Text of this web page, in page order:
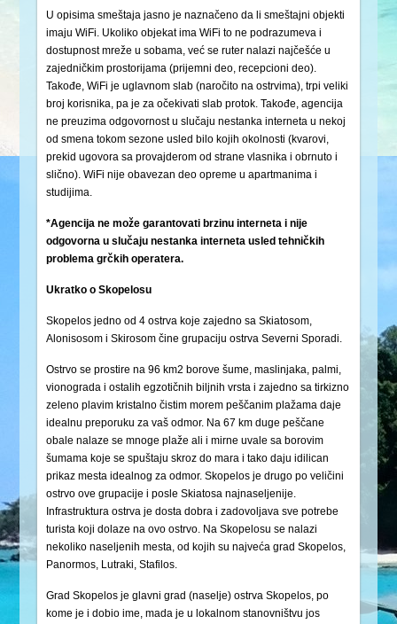
U opisima smeštaja jasno je naznačeno da li smeštajni objekti
imaju WiFi. Ukoliko objekat ima WiFi to ne podrazumeva i
dostupnost mreže u sobama, već se ruter nalazi najčešće u
zajedničkim prostorijama (prijemni deo, recepcioni deo).
Takođe, WiFi je uglavnom slab (naročito na ostrvima), trpi veliki
broj korisnika, pa je za očekivati slab protok. Takođe, agencija
ne preuzima odgovornost u slučaju nestanka interneta u nekoj
od smena tokom sezone usled bilo kojih okolnosti (kvarovi,
prekid ugovora sa provajderom od strane vlasnika i obrnuto i
slično). WiFi nije obavezan deo opreme u apartmanima i
studijima.
*Agencija ne može garantovati brzinu interneta i nije
odgovorna u slučaju nestanka interneta usled tehničkih
problema grčkih operatera.
Ukratko o Skopelosu
Skopelos jedno od 4 ostrva koje zajedno sa Skiatosom,
Alonisosom i Skirosom čine grupaciju ostrva Severni Sporadi.
Ostrvo se prostire na 96 km2 borove šume, maslinjaka, palmi,
vionograda i ostalih egzotičnih biljnih vrsta i zajedno sa tirkizno
zeleno plavim kristalno čistim morem peščanim plažama daje
idealnu preporuku za vaš odmor. Na 67 km duge peščane
obale nalaze se mnoge plaže ali i mirne uvale sa borovim
šumama koje se spuštaju skroz do mara i tako daju idilican
prikaz mesta idealnog za odmor. Skopelos je drugo po veličini
ostrvo ove grupacije i posle Skiatosa najnaseljenije.
Infrastruktura ostrva je dosta dobra i zadovoljava sve potrebe
turista koji dolaze na ovo ostrvo. Na Skopelosu se nalazi
nekoliko naseljenih mesta, od kojih su najveća grad Skopelos,
Panormos, Lutraki, Stafilos.
Grad Skopelos je glavni grad (naselje) ostrva Skopelos, po
kome je i dobio ime, mada je u lokalnom stanovništvu jos